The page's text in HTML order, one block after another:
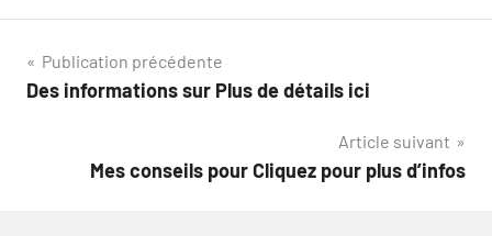
Navigation
de
Publication précédente
Des informations sur Plus de détails ici
Article suivant
Mes conseils pour Cliquez pour plus d’infos